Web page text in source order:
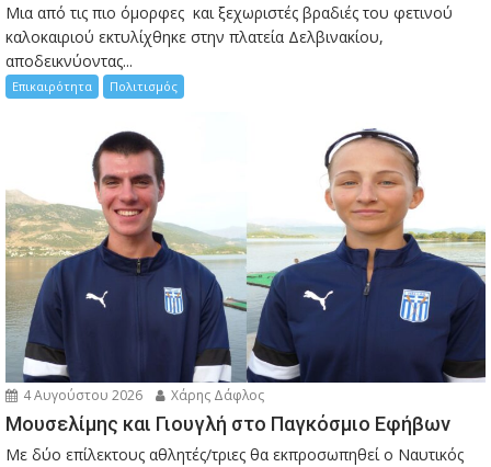
Μια από τις πιο όμορφες και ξεχωριστές βραδιές του φετινού
καλοκαιριού εκτυλίχθηκε στην πλατεία Δελβινακίου,
αποδεικνύοντας...
Επικαιρότητα Πολιτισμός
4 Αυγούστου 2026 Χάρης Δάφλος
Μουσελίμης και Γιουγλή στο Παγκόσμιο Εφήβων
Mε δύο επίλεκτους αθλητές/τριες θα εκπροσωπηθεί ο Ναυτικός